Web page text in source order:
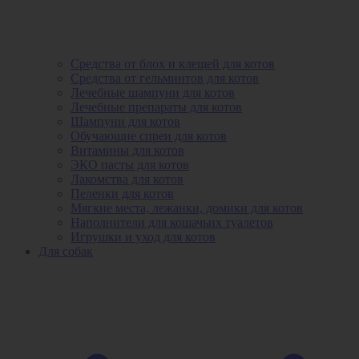
Средства от блох и клещей для котов
Средства от гельминтов для котов
Лечебные шампуни для котов
Лечебные препараты для котов
Шампуни для котов
Обучающие спреи для котов
Витамины для котов
ЭКО пасты для котов
Лакомства для котов
Пеленки для котов
Мягкие места, лежанки, домики для котов
Наполнители для кошачьих туалетов
Игрушки и уход для котов
Для собак